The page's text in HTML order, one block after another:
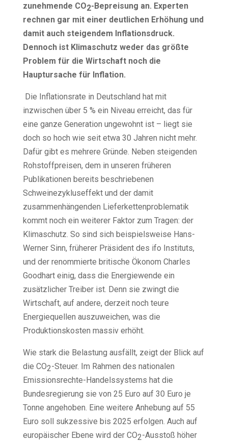
zunehmende CO2-Bepreisung an. Experten
rechnen gar mit einer deutlichen Erhöhung und
damit auch steigendem Inflationsdruck.
Dennoch ist Klimaschutz weder das größte
Problem für die Wirtschaft noch die
Hauptursache für Inflation.
Die Inflationsrate in Deutschland hat mit
inzwischen über 5 % ein Niveau erreicht, das für
eine ganze Generation ungewohnt ist – liegt sie
doch so hoch wie seit etwa 30 Jahren nicht mehr.
Dafür gibt es mehrere Gründe. Neben steigenden
Rohstoffpreisen, dem in unseren früheren
Publikationen bereits beschriebenen
Schweinezykluseffekt und der damit
zusammenhängenden Lieferkettenproblematik
kommt noch ein weiterer Faktor zum Tragen: der
Klimaschutz. So sind sich beispielsweise Hans-
Werner Sinn, früherer Präsident des ifo Instituts,
und der renommierte britische Ökonom Charles
Goodhart einig, dass die Energiewende ein
zusätzlicher Treiber ist. Denn sie zwingt die
Wirtschaft, auf andere, derzeit noch teure
Energiequellen auszuweichen, was die
Produktionskosten massiv erhöht.
Wie stark die Belastung ausfällt, zeigt der Blick auf
die CO2-Steuer. Im Rahmen des nationalen
Emissionsrechte-Handelssystems hat die
Bundesregierung sie von 25 Euro auf 30 Euro je
Tonne angehoben. Eine weitere Anhebung auf 55
Euro soll sukzessive bis 2025 erfolgen. Auch auf
europäischer Ebene wird der CO2-Ausstoß höher